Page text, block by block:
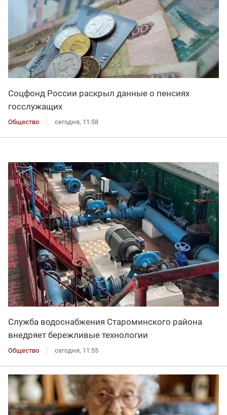
Соцфонд России раскрыл данные о пенсиях
госслужащих
Общество сегодня, 11:58
Служба водоснабжения Староминского района
внедряет бережливые технологии
Общество сегодня, 11:55